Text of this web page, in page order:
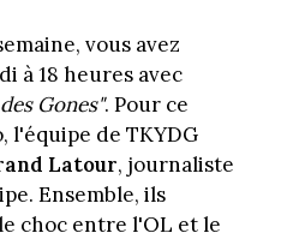
vous avez
à 18 heures avec
Gones". Pour ce
l'équipe de TKYDG
Latour, journaliste
Ensemble, ils
choc entre l'OL et le